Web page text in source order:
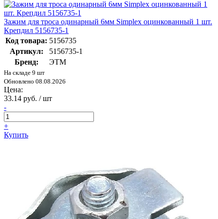
Зажим для троса одинарный 6мм Simplex оцинкованный 1 шт.
Крепдил 5156735-1
Код товара: 5156735
Артикул:
5156735-1
Бренд:
ЭТМ
На складе 9 шт
Обновлено 08.08.2026
Цена:
33.14 руб. / шт
-
+
Купить